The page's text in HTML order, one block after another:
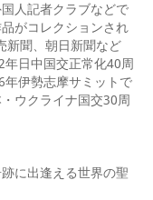
人記者クラブなどで
がコレクションされ
新聞、朝日新聞など
日中国交正常化40周
年伊勢志摩サミットで
ウクライナ国交30周
に出逢える世界の聖